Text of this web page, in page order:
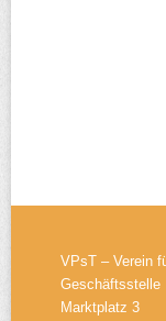
VPsT – Verein
Geschäftsstelle
Marktplatz 3